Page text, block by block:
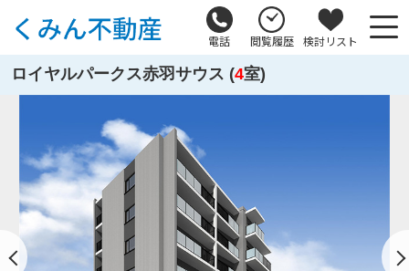
電話 閲覧履歴 検討リスト
ロイヤルパークス赤羽サウス (4室)